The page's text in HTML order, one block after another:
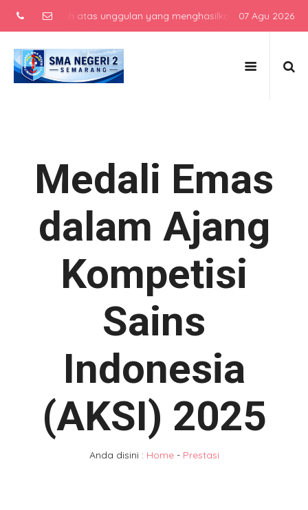
menengah atas unggulan yang menghasilkan lulusan07 Agu 2026
Medali Emas
dalam Ajang
Kompetisi
Sains
Indonesia
(AKSI) 2025
Anda disini : Home- Prestasi